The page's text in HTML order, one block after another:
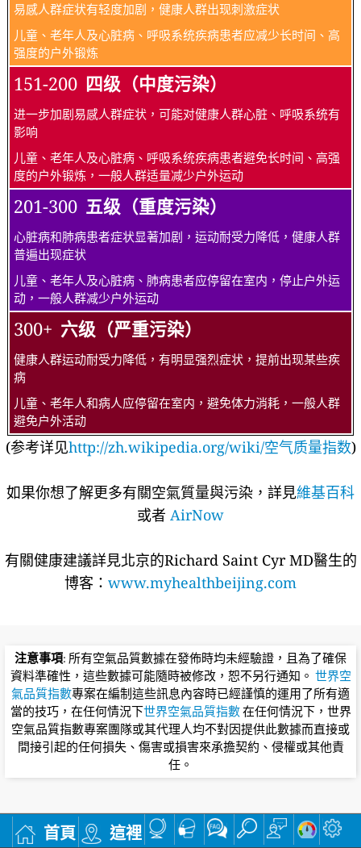
易感人群症状有轻度加剧，健康人群出现刺激症状
儿童、老年人及心脏病、呼吸系统疾病患者应减少长时间、高
强度的户外锻炼
151-200 四级（中度污染）
进一步加剧易感人群症状，可能对健康人群心脏、呼吸系统有
影响
儿童、老年人及心脏病、呼吸系统疾病患者避免长时间、高强
度的户外锻炼，一般人群适量减少户外运动
201-300 五级（重度污染）
心脏病和肺病患者症状显著加剧，运动耐受力降低，健康人群
普遍出现症状
儿童、老年人及心脏病、肺病患者应停留在室内，停止户外运
动，一般人群减少户外运动
300+ 六级（严重污染）
健康人群运动耐受力降低，有明显强烈症状，提前出现某些疾
病
儿童、老年人和病人应停留在室内，避免体力消耗，一般人群
避免户外活动
(参考详见http://zh.wikipedia.org/wiki/空气质量指数)
如果你想了解更多有關空氣質量與污染，詳見維基百科
或者 AirNow
有關健康建議詳​​見北京的Richard Saint Cyr MD醫生的
博客： www.myhealthbeijing.com
注意事項: 所有空氣品質數據在發佈時均未經驗證，且為了確保
資料準確性，這些數據可能隨時被修改，恕不另行通知。 世界空
氣品質指數專案在編制這些訊息內容時已經謹慎的運用了所有適
當的技巧，在任何情況下世界空氣品質指數在任何情況下，世界
空氣品質指數專案團隊或其代理人均不對因提供此數據而直接或
間接引起的任何損失、傷害或損害來承擔契約、侵權或其他責
任。
首頁 這裡